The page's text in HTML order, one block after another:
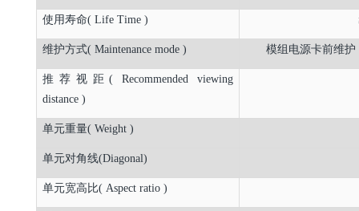
使用寿命( Life Time )
维护方式( Maintenance mode ) 模组电源卡前维
推荐视距( Recommended viewing
distance )
单元重量( Weight )
单元对角线(Diagonal)
单元宽高比( Aspect ratio )